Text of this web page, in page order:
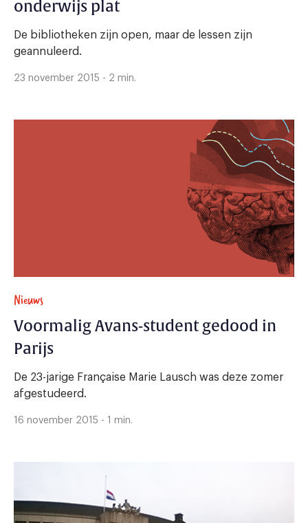
onderwijs plat
De bibliotheken zijn open, maar de lessen zijn
geannuleerd.
23 november 2015 - 2 min.
Nieuws
Voormalig Avans-student gedood in
Parijs
De 23-jarige Française Marie Lausch was deze zomer
afgestudeerd.
16 november 2015 - 1 min.